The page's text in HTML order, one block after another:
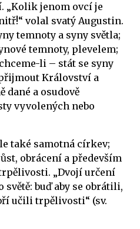
„Kolik jenom ovcí je
volal svatý Augustin.
temnoty a syny světla;
temnoty, plevelem;
li – stát se syny
Království a
dané a osudově
vyvolených nebo
také samotná církev;
obrácení a především
„Dvojí určení
buď aby se obrátili,
učili trpělivosti“ (sv.